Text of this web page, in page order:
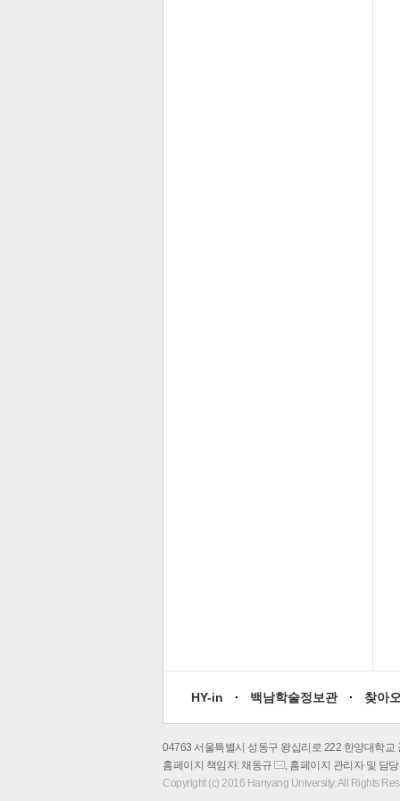
HY-in 백남학술정보관 찾아
04763 서울특별시 성동구 왕십리로 222 한양대학
홈페이지 책임자: 채동규 이
메
, 홈페이지 관리자 및 담
Copyright (c) 2016 Hanyang University. All Rights